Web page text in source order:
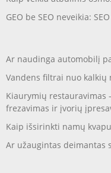
GEO be SEO neveikia:
Ar naudinga automobilį
Vandens filtrai nuo kalkių
Kiaurymių restauravimas
frezavimas ir įvorių
Kaip išsirinkti namų
Ar užaugintas deimantas